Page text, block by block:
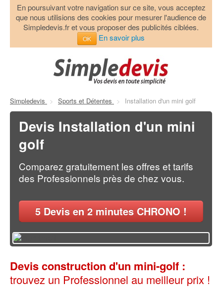
En poursuivant votre navigation sur ce site, vous acceptez
que nous utilisions des cookies pour mesurer l'audience de
Simpledevis.fr et vous proposer des publicités ciblées.
OK En savoir plus
Simpledevis > Sports et Détentes > Installation d'un mini golf
Devis Installation d'un mini
golf
Comparez gratuitement les offres et tarifs
des Professionnels près de chez vous.
5 Devis en 2 minutes CHRONO !
Devis construction d'un mini-golf :
trouvez un Professionnel au meilleur prix !